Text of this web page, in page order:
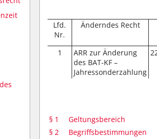
Lfd.
Nr.
Änderndes Recht
1
ARR zur Änderung
des BAT-KF –
Jahressonderzahlung
§ 1
Geltungsbereich
§ 2
Begriffsbestimmungen